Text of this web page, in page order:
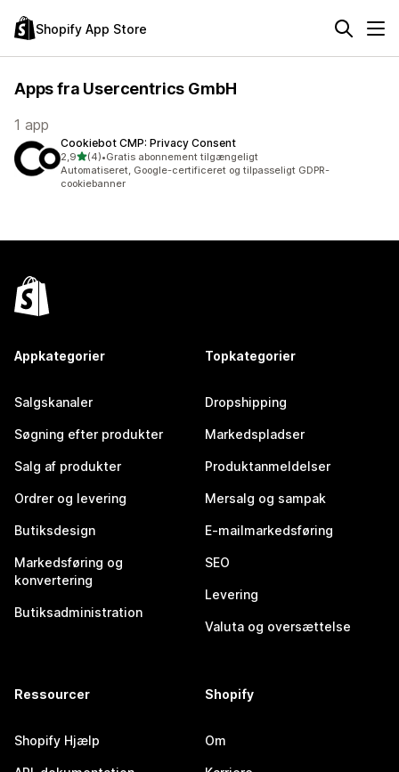
Shopify App Store
Apps fra Usercentrics GmbH
1 app
Cookiebot CMP: Privacy Consent
2,9ud af 5 stjerner
(4)
4 anmeldelser i alt
•Gratis abonnement tilgængeligt
Automatiseret, Google-certificeret og tilpasseligt GDPR-
cookiebanner
Appkategorier
Salgskanaler
Søgning efter produkter
Salg af produkter
Ordrer og levering
Butiksdesign
Markedsføring og
konvertering
Butiksadministration
Topkategorier
Dropshipping
Markedspladser
Produktanmeldelser
Mersalg og sampak
E-mailmarkedsføring
SEO
Levering
Valuta og oversættelse
Ressourcer
Shopify Hjælp
Shopify
Om